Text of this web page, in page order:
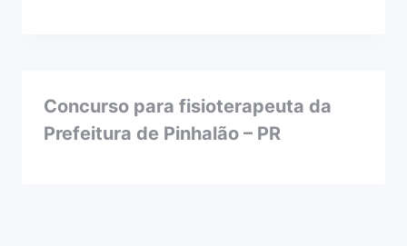
Concurso para fisioterapeuta da
Prefeitura de Pinhalão – PR